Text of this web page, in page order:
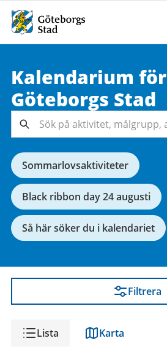
Kalendarium för
Göteborgs Stad
Sök på
aktivitet,
målgrupp,
arrangör...
Sök
Sommarlovsaktiviteter
Black ribbon day 24 augusti
Så här söker du i kalendariet
Filtrera
VisningLista Karta